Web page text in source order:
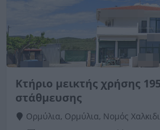
Κτήριο μεικτής χρήσης
στάθμευσης
Ορμύλια, Ορμύλια, Νομός